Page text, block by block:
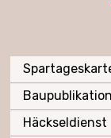
Häckseldienst